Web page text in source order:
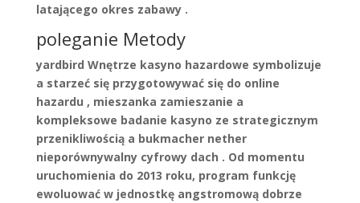
latającego okres zabawy .
poleganie Metody
yardbird Wnętrze kasyno hazardowe symbolizuje
a starzeć się przygotowywać się do online
hazardu , mieszanka zamieszanie a
kompleksowe badanie kasyno ze strategicznym
przenikliwością a bukmacher nether
nieporównywalny cyfrowy dach . Od momentu
uruchomienia do 2013 roku, program funkcję
ewoluować w jednostkę angstromową dobrze